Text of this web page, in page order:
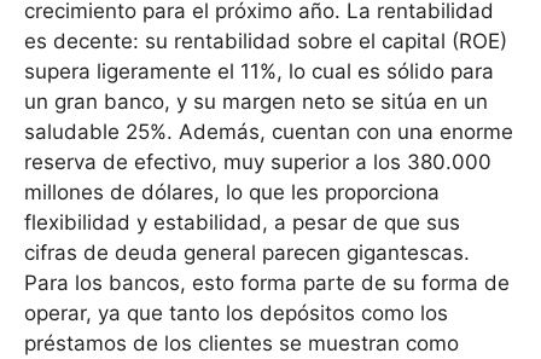
crecimiento para el próximo año. La rentabilidad
es decente: su rentabilidad sobre el capital (ROE)
supera ligeramente el 11%, lo cual es sólido para
un gran banco, y su margen neto se sitúa en un
saludable 25%. Además, cuentan con una enorme
reserva de efectivo, muy superior a los 380.000
millones de dólares, lo que les proporciona
flexibilidad y estabilidad, a pesar de que sus
cifras de deuda general parecen gigantescas.
Para los bancos, esto forma parte de su forma de
operar, ya que tanto los depósitos como los
préstamos de los clientes se muestran como